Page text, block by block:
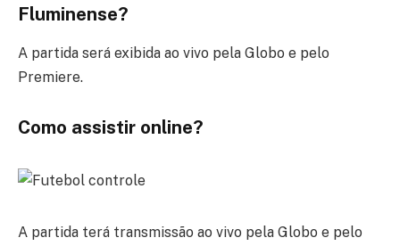
Fluminense?
A partida será exibida ao vivo pela Globo e pelo
Premiere.
Como assistir online?
A partida terá transmissão ao vivo pela Globo e pelo